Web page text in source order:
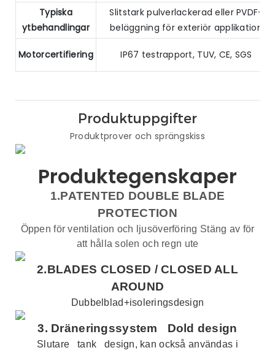
Typiska
ytbehandlingar
Slitstark pulverlackerad eller PVDF-
beläggning för exteriör applikation
Motorcertifiering IP67 testrapport, TUV, CE, SGS
Produktuppgifter
Produktprover och sprängskiss
Produktegenskaper
1.PATENTED DOUBLE BLADE
PROTECTION
Öppen för ventilation och ljusöverföring Stäng av för
att hålla solen och regn ute
2.BLADES CLOSED /CLOSED ALL
AROUND
Dubbelblad+isoleringsdesign
3. Dräneringssystem Dold design
Slutare tank
design, kan också användas i